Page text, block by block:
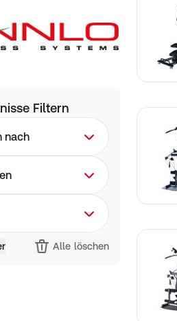
Filtern
nach
Alle löschen